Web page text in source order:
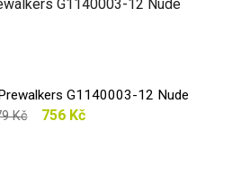
G1140003-12 Nude
Kč 756 Kč